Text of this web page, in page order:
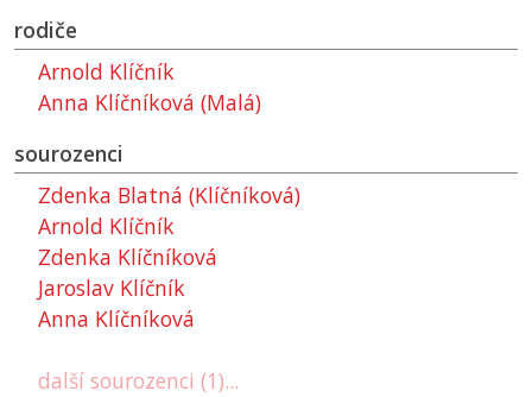
rodiče
Arnold Klíčník
Anna Klíčníková (Malá)
sourozenci
Zdenka Blatná (Klíčníková)
Arnold Klíčník
Zdenka Klíčníková
Jaroslav Klíčník
Anna Klíčníková
další sourozenci (1)...